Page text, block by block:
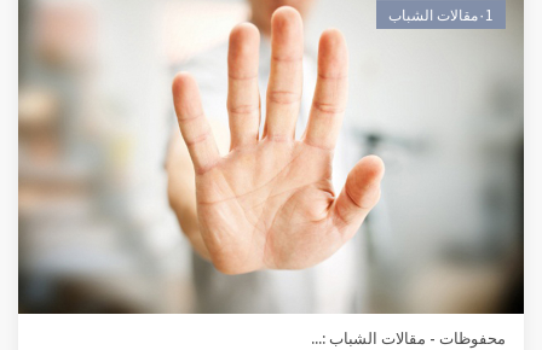
٠1مقالات الشباب
محفوظات - مقالات الشباب :...